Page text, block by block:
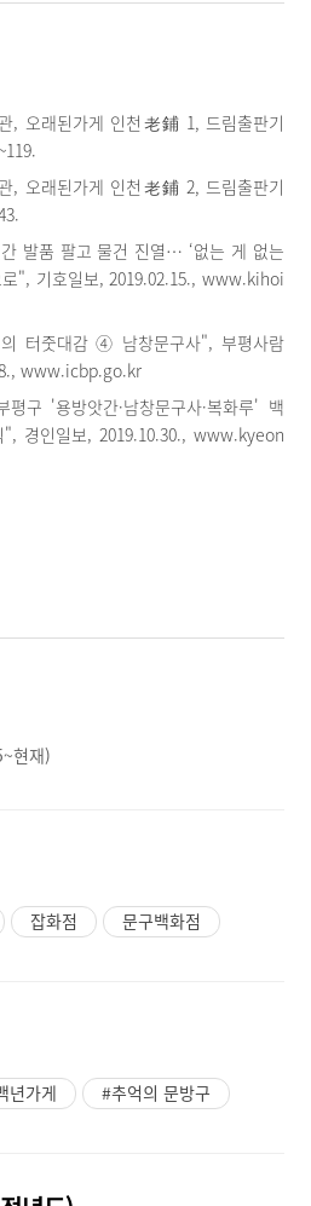
, 오래된가게 인천老鋪 1, 드림출판기
, 오래된가게 인천老鋪 2, 드림출판기
발품 팔고 물건 진열… ‘없는 게 없는
로", 기호일보, 2019.02.15., www.kihoi
터줏대감 ④ 남창문구사", 부평사람
www.icbp.go.kr
구 '용방앗간·남창문구사·복화루' 백
", 경인일보, 2019.10.30., www.kyeon
현재)
잡화점 문구백화점
년가게 #추억의 문방구